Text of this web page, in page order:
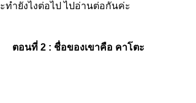
ะทำยังไงต่อไป ไปอ่านต่อกันค่ะ
ตอนที่ 2 : ชื่อของเขาคือ คาโตะ